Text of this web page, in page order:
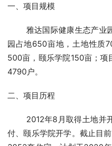
深
一、项目规模
园占地650亩地，土地性质
500亩，颐乐学院150亩；
4790户。